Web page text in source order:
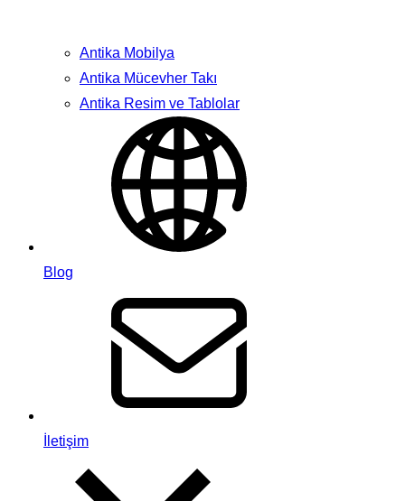
Antika Mobilya
Antika Mücevher Takı
Antika Resim ve Tablolar
Blog
İletişim